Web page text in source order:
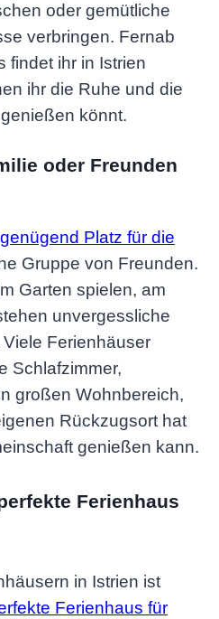
oder gemütliche
verbringen. Fernab
findet ihr in Istrien
ihr die Ruhe und die
könnt.
oder Freunden
Platz für die
Gruppe von Freunden.
Garten spielen, am
unvergessliche
Ferienhäuser
Schlafzimmer,
großen Wohnbereich,
Rückzugsort hat
genießen kann.
Ferienhaus
in Istrien ist
Ferienhaus für